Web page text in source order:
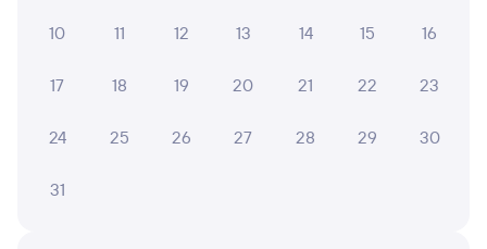
Как перевезти животное в поезде?
Как получить отчетные документы для
Что делать, если оплата не проходит?
10 11 12 13 14 15 16
17 18 19 20 21 22 23
24 25 26 27 28 29 30
31